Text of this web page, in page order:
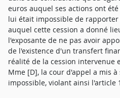
euros auquel ses actions ont
lui était impossible de
auquel cette cession a donné
l'exposante de ne pas avoir
de l'existence d'un transfert
réalité de la cession intervenue
Mme [D], la cour d'appel a mis
impossible, violant ainsi l'article